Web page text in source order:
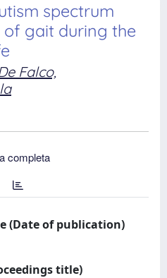
spectrum
of gait during the
Falco,
completa
(Date of publication)
title)